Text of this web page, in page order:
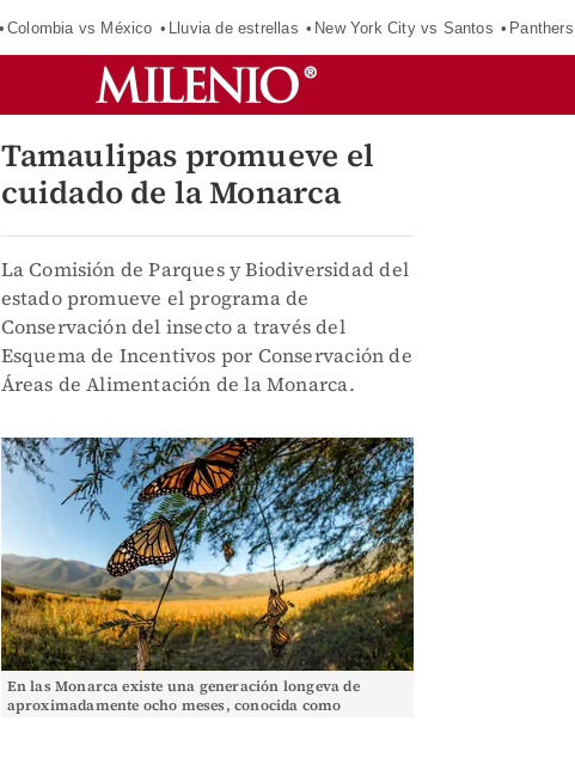
Colombia vs México Lluvia de estrellas New York City vs Santos
Tamaulipas promueve el
cuidado de la Monarca
La Comisión de Parques y Biodiversidad del
estado promueve el programa de
Conservación del insecto a través del
Esquema de Incentivos por Conservación de
Áreas de Alimentación de la Monarca.
En las Monarca existe una generación longeva de
aproximadamente ocho meses, conocida como